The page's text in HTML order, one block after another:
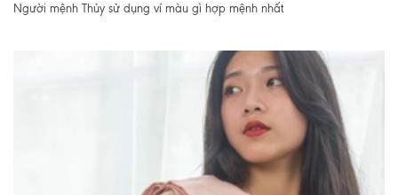
Người mệnh Thủy sử dụng ví màu gì hợp mệnh nhất